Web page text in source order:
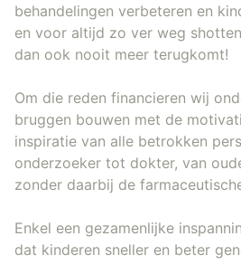
behandelingen verbeteren en
en voor altijd zo ver weg
dan ook nooit meer terugkomt!
Om die reden financieren wij
bruggen bouwen met de
inspiratie van alle betrokken
onderzoeker tot dokter, van
zonder daarbij de
Enkel een gezamenlijke
dat kinderen sneller en beter